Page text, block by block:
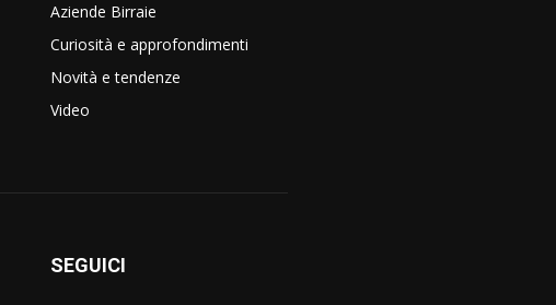
Aziende Birraie
Curiosità e approfondimenti
Novità e tendenze
Video
SEGUICI